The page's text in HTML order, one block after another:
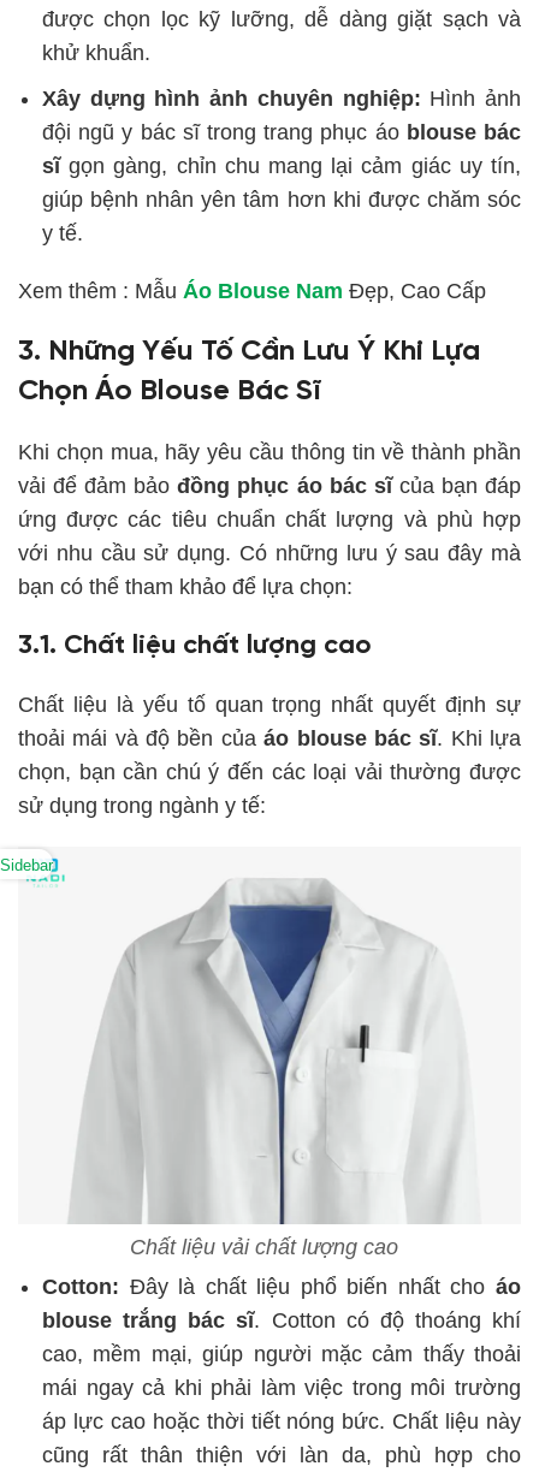
được chọn lọc kỹ lưỡng, dễ dàng giặt sạch và
khử khuẩn.
Xây dựng hình ảnh chuyên nghiệp: Hình ảnh
đội ngũ y bác sĩ trong trang phục áo blouse bác
sĩgọn gàng, chỉn chu mang lại cảm giác uy tín,
giúp bệnh nhân yên tâm hơn khi được chăm sóc
y tế.
Xem thêm : Mẫu Áo Blouse Nam Đẹp, Cao Cấp
3. Những Yếu Tố Cần Lưu Ý Khi Lựa
Chọn Áo Blouse Bác Sĩ
Khi chọn mua, hãy yêu cầu thông tin về thành phần
vải để đảm bảođồng phục áo bác sĩcủa bạn đáp
ứng được các tiêu chuẩn chất lượng và phù hợp
với nhu cầu sử dụng. Có những lưu ý sau đây mà
bạn có thể tham khảo để lựa chọn:
3.1. Chất liệu chất lượng cao
Chất liệu là yếu tố quan trọng nhất quyết định sự
thoải mái và độ bền củaáo blouse bác sĩ. Khi lựa
chọn, bạn cần chú ý đến các loại vải thường được
sử dụng trong ngành y tế:
Chất liệu vải chất lượng cao
Cotton: Đây là chất liệu phổ biến nhất choáo
blouse trắng bác sĩ. Cotton có độ thoáng khí
cao, mềm mại, giúp người mặc cảm thấy thoải
mái ngay cả khi phải làm việc trong môi trường
áp lực cao hoặc thời tiết nóng bức. Chất liệu này
cũng rất thân thiện với làn da, phù hợp cho
Sidebar